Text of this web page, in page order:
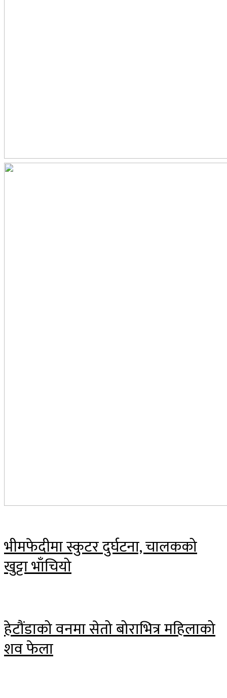
भीमफेदीमा स्कुटर दुर्घटना, चालकको
खुट्टा भाँचियो
हेटौंडाको वनमा सेतो बोराभित्र महिलाको
शव फेला